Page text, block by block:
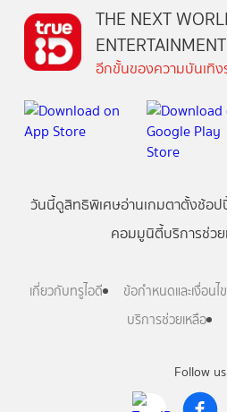
Follow us
THE NEXT
ENTERTAINMENT
อีกขั้นของความบันเทิ
วันนี้ดูสิทธิพิเศษอ่านเกมตาตั้งช้อป
คอมมูนิตี้บริการช่ว
เกี่ยวกับทรูไอดี ข้อกำหนดและเงื่อนไข
บริการช่วยเหลือ